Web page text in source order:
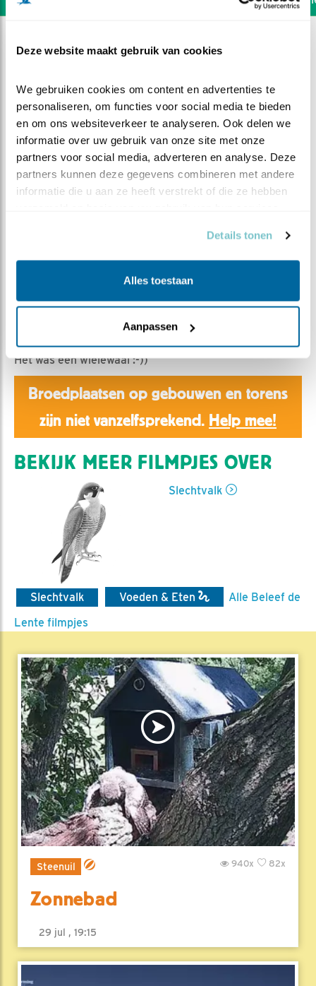
Deze website maakt gebruik van cookies
We gebruiken cookies om content en advertenties te
personaliseren, om functies voor social media te bieden
en om ons websiteverkeer te analyseren. Ook delen we
informatie over uw gebruik van onze site met onze
partners voor social media, adverteren en analyse. Deze
partners kunnen deze gegevens combineren met andere
informatie die u aan ze heeft verstrekt of die ze hebben
Details tonen
Alles toestaan
Aanpassen
Hoe heet de prooi
|
1255x
Het was een wielewaal :-))
Broedplaatsen op gebouwen en torens
zijn niet vanzelfsprekend. Help mee!
BEKIJK MEER FILMPJES OVER
Slechtvalk
Slechtvalk Voeden & Eten
Alle Beleef de
Lente filmpjes
Steenuil 82x
940x
Zonnebad
29 jul , 19:15